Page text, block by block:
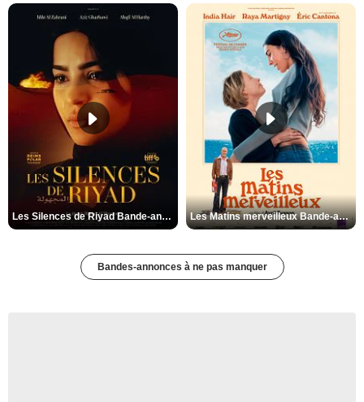
Les Silences de Riyad Bande-annonce VO STFR Les Matins merveilleux Bande-annonce VF
Bandes-annonces à ne pas manquer